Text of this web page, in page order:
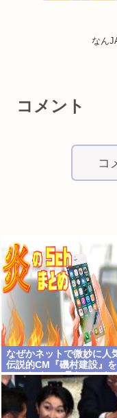
なん
コメント
コ
なぜかネットで微妙に人
伝説的CM『磯村建設』を
アルタイムで見たことあ
爺さんモメンは存在する